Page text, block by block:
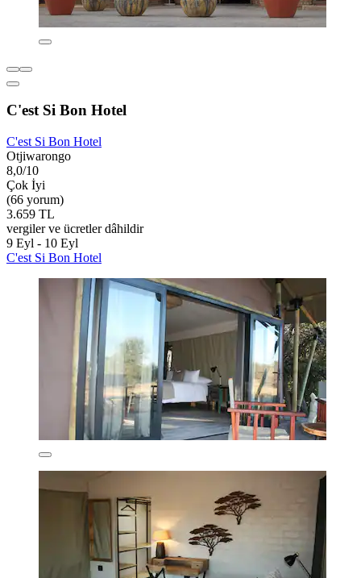
C'est Si Bon Hotel
C'est Si Bon Hotel
Otjiwarongo
8,0/10
Çok İyi
(66 yorum)
3.659 TL
vergiler ve ücretler dâhildir
9 Eyl - 10 Eyl
C'est Si Bon Hotel